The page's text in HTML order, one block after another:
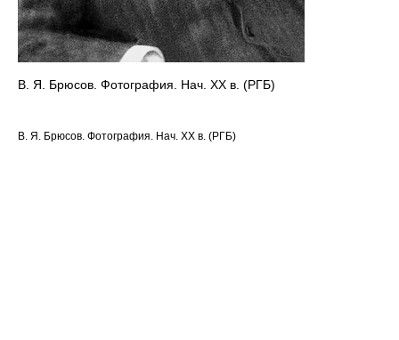
В. Я. Брюсов. Фотография. Нач. ХХ в. (РГБ)
В. Я. Брюсов. Фотография. Нач. ХХ в. (РГБ)